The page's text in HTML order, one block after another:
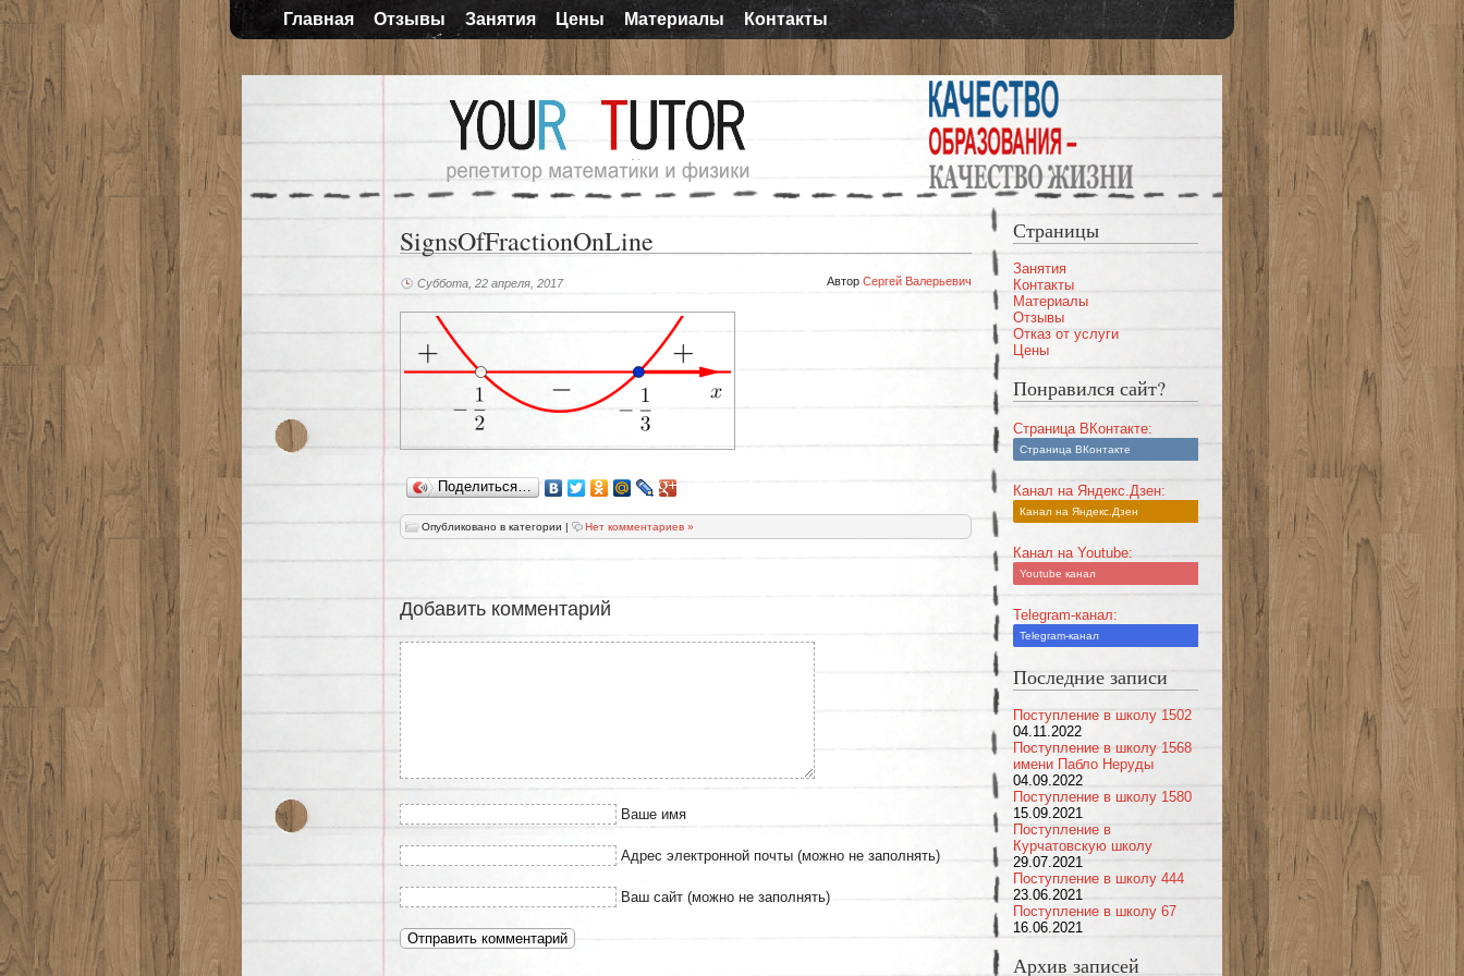
Главная Отзывы Занятия Цены Материалы Контакты
SignsOfFractionOnLine
Автор Сергей Валерьевич
Суббота, 22 апреля, 2017
Поделиться…
Опубликовано в категории | Нет комментариев »
Добавить комментарий
Ваше имя
Адрес электронной почты (можно не заполнять)
Ваш сайт (можно не заполнять)
Страницы
Занятия
Контакты
Материалы
Отзывы
Отказ от услуги
Цены
Понравился сайт?
Cтраница ВКонтакте:
Страница ВКонтакте
Канал на Яндекс.Дзен:
Канал на Яндекс.Дзен
Канал на Youtube:
Youtube канал
Telegram-канал:
Telegram-канал
Последние записи
Поступление в школу 1502
04.11.2022
Поступление в школу 1568
имени Пабло Неруды
04.09.2022
Поступление в школу 1580
15.09.2021
Поступление в
Курчатовскую школу
29.07.2021
Поступление в школу 444
23.06.2021
Поступление в школу 67
16.06.2021
Архив записей